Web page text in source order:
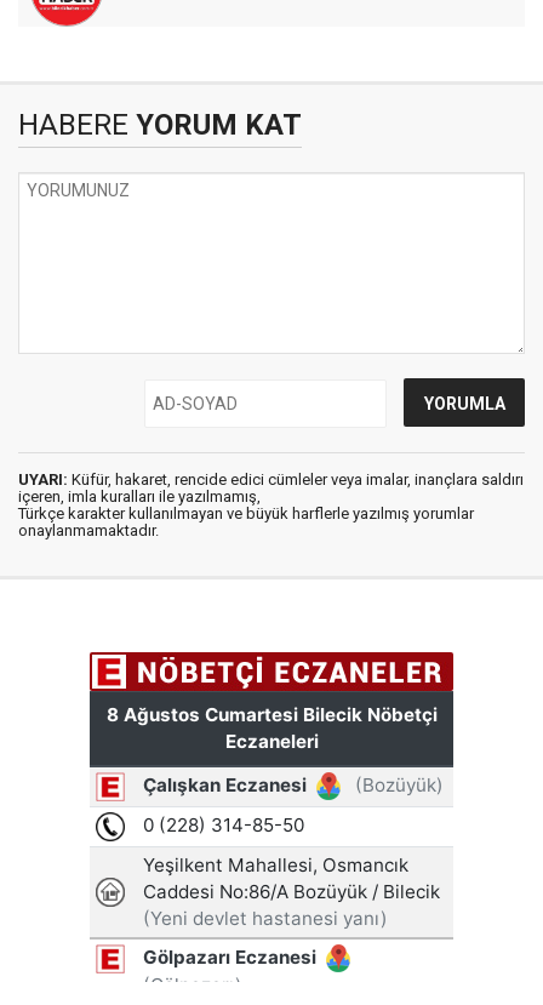
HABERE YORUM KAT
UYARI: Küfür, hakaret, rencide edici cümleler veya imalar, inançlara saldırı
içeren, imla kuralları ile yazılmamış,
Türkçe karakter kullanılmayan ve büyük harflerle yazılmış yorumlar
onaylanmamaktadır.